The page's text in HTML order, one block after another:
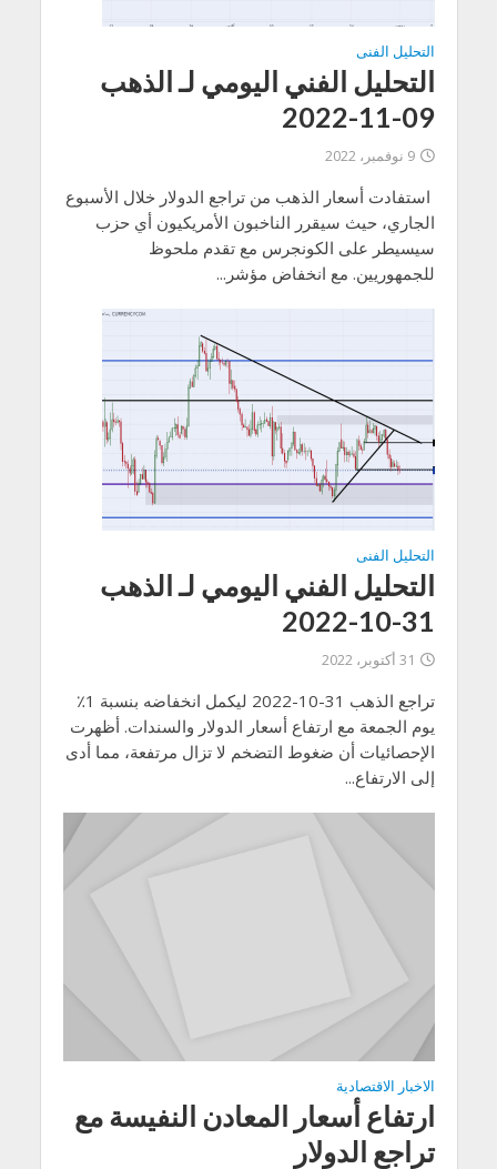
التحليل الفنى
التحليل الفني اليومي لـ الذهب
09-11-2022
9 نوفمبر، 2022
استفادت أسعار الذهب من تراجع الدولار خلال الأسبوع
الجاري، حيث سيقرر الناخبون الأمريكيون أي حزب
سيسيطر على الكونجرس مع تقدم ملحوظ
للجمهوريين. مع انخفاض مؤشر...
التحليل الفنى
التحليل الفني اليومي لـ الذهب
31-10-2022
31 أكتوبر، 2022
تراجع الذهب 31-10-2022 ليكمل انخفاضه بنسبة 1٪
يوم الجمعة مع ارتفاع أسعار الدولار والسندات. أظهرت
الإحصائيات أن ضغوط التضخم لا تزال مرتفعة، مما أدى
إلى الارتفاع...
الاخبار الاقتصادية
ارتفاع أسعار المعادن النفيسة مع
تراجع الدولار